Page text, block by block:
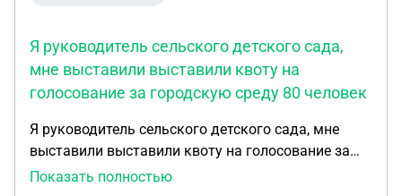
Я руководитель сельского детского сада,
мне выставили выставили квоту на
голосование за городскую среду 80 человек
Я руководитель сельского детского сада, мне
выставили выставили квоту на голосование за
городскую среду 80 человек. В саду 18
Показать полностью